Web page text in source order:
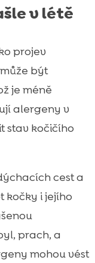
v létě
projev
být
je méně
alergeny v
stav kočičího
cest a
kočky i jejího
prach, a
mohou vést